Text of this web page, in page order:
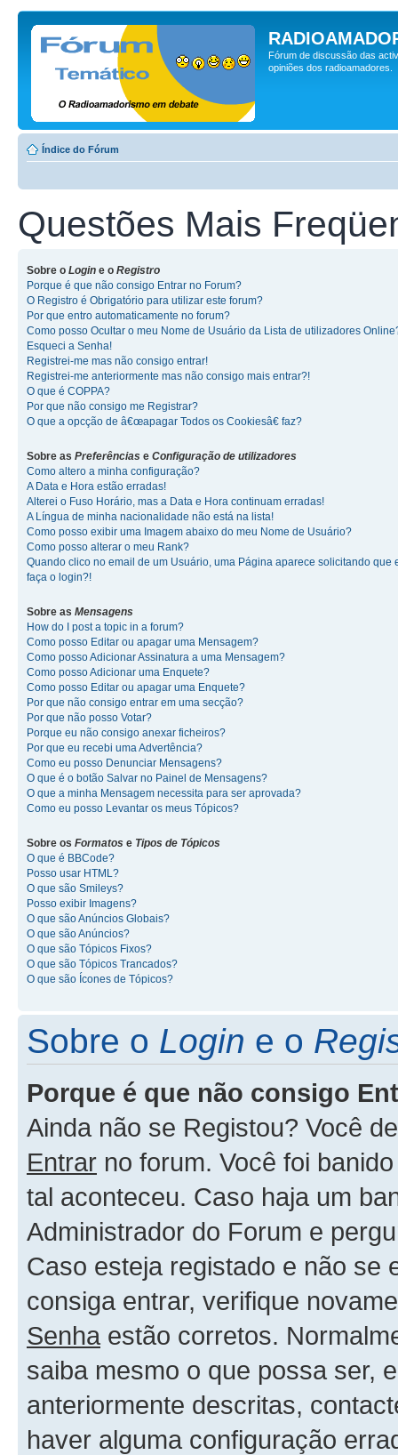
Fórum de discussão das
opiniões dos radioamadores.
Índice do Fórum
Questões Mais
Sobre o Login e o Registro
Porque é que não consigo Entrar no Forum?
O Registro é Obrigatório para utilizar este forum?
Por que entro automaticamente no forum?
Como posso Ocultar o meu Nome de Usuário da Lista de utilizadores
Esqueci a Senha!
Registrei-me mas não consigo entrar!
Registrei-me anteriormente mas não consigo mais entrar?!
O que é COPPA?
Por que não consigo me Registrar?
O que a opcção de â€œapagar Todos os Cookiesâ€ faz?
Sobre as Preferências e Configuração de utilizadores
Como altero a minha configuração?
A Data e Hora estão erradas!
Alterei o Fuso Horário, mas a Data e Hora continuam erradas!
A Língua de minha nacionalidade não está na lista!
Como posso exibir uma Imagem abaixo do meu Nome de Usuário?
Como posso alterar o meu Rank?
Quando clico no email de um Usuário, uma Página aparece solicitando que
faça o login?!
Sobre as Mensagens
How do I post a topic in a forum?
Como posso Editar ou apagar uma Mensagem?
Como posso Adicionar Assinatura a uma Mensagem?
Como posso Adicionar uma Enquete?
Como posso Editar ou apagar uma Enquete?
Por que não consigo entrar em uma secção?
Por que não posso Votar?
Porque eu não consigo anexar ficheiros?
Por que eu recebi uma Advertência?
Como eu posso Denunciar Mensagens?
O que é o botão Salvar no Painel de Mensagens?
O que a minha Mensagem necessita para ser aprovada?
Como eu posso Levantar os meus Tópicos?
Sobre os Formatos e Tipos de Tópicos
O que é BBCode?
Posso usar HTML?
O que são Smileys?
Posso exibir Imagens?
O que são Anúncios Globais?
O que são Anúncios?
O que são Tópicos Fixos?
O que são Tópicos Trancados?
O que são Ícones de Tópicos?
Sobre o Login e o
Porque é que não consigo
Ainda não se Registou? Você
Entrar no forum. Você foi
tal aconteceu. Caso haja um
Administrador do Forum e
Caso esteja registado e não se
consiga entrar, verifique
Senha estão corretos.
saiba mesmo o que possa ser,
anteriormente descritas,
haver alguma configuração